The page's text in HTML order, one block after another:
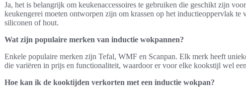
Ja, het is belangrijk om keukenaccessoires te gebruiken die geschikt zijn
keukengerei moeten ontworpen zijn om krassen op het inductieoppervlak
siliconen of hout.
Wat zijn populaire merken van inductie wokpannen?
Enkele populaire merken zijn Tefal, WMF en Scanpan. Elk merk heeft
die variëren in prijs en functionaliteit, waardoor er voor elke kookstijl wel
Hoe kan ik de kooktijden verkorten met een inductie wokpan?